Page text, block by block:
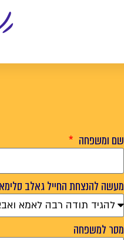
שם ומשפחה
מעשה להנצחת החייל גאלב
מסר למשפחה